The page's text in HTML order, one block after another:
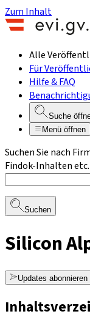
Zum Inhalt
Alle
Für
Hilfe & FAQ
Suche
Menü öffnen
Suchen Sie nach
Findok-Inhalten etc.
Suchen
Silicon
Updates abonnieren